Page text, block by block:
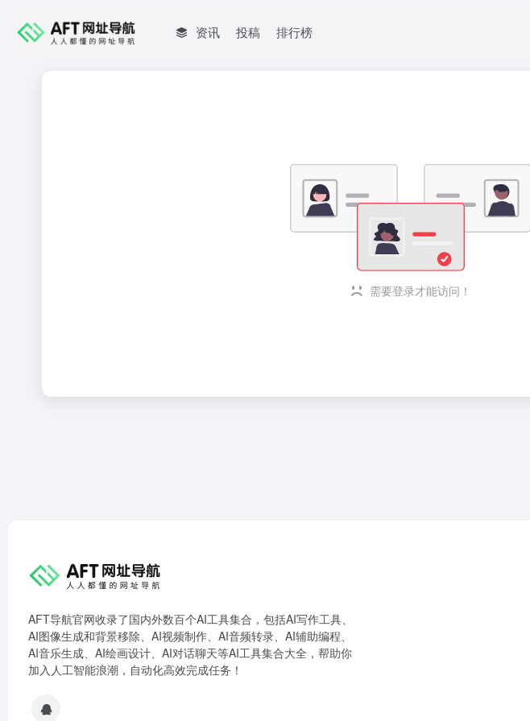
资讯 投稿 排行榜
需要登录才能访问！
AFT导航官网收录了国内外数百个AI工具集合，包括AI写作工具、
AI图像生成和背景移除、AI视频制作、AI音频转录、AI辅助编程、
AI音乐生成、AI绘画设计、AI对话聊天等AI工具集合大全，帮助你
加入人工智能浪潮，自动化高效完成任务！